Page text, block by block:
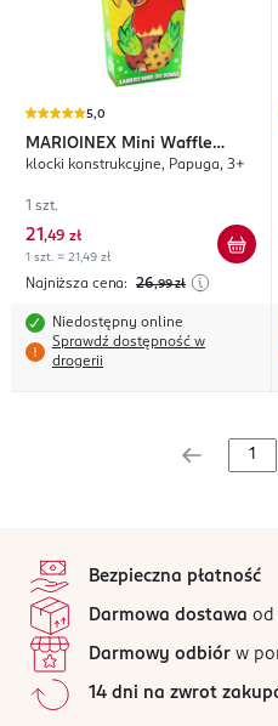
5,0
MARIOINEX Mini Waffle
Pocket Pets
klocki konstrukcyjne, Papuga, 3+
1 szt.
21 ,49 zł
1 szt. = 21,49 zł
Najniższa cena: 26,99 zł
Niedostępny online
Sprawdź dostępność w
drogerii
Bezpieczna płatność
Darmowa dostawa od
Darmowy odbiór w
14 dni na zwrot